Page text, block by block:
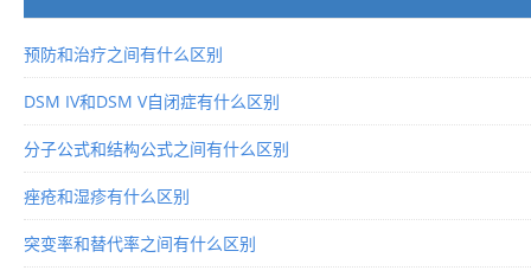
预防和治疗之间有什么区别
DSM IV和DSM V自闭症有什么区别
分子公式和结构公式之间有什么区别
痤疮和湿疹有什么区别
突变率和替代率之间有什么区别